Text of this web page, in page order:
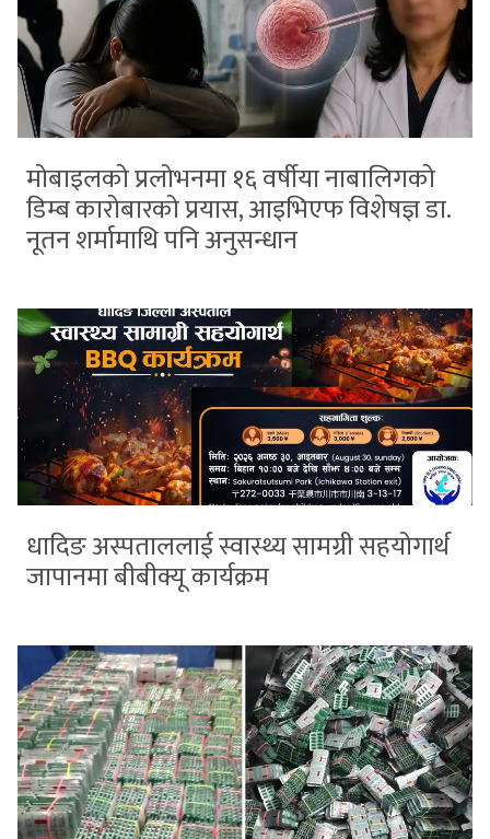
मोबाइलको प्रलोभनमा १६ वर्षीया नाबालिगको
डिम्ब कारोबारको प्रयास, आइभिएफ विशेषज्ञ डा.
नूतन शर्मामाथि पनि अनुसन्धान
धादिङ अस्पताललाई स्वास्थ्य सामग्री सहयोगार्थ
जापानमा बीबीक्यू कार्यक्रम